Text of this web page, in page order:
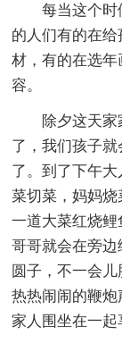
每当这个时
的人们有的在
材，有的在选
容。
除夕这天家家
了，我们孩子
了。到了下午
菜切菜，妈妈
一道大菜红烧鲤
哥哥就会在旁
圆子，不一会
热热闹闹的鞭
家人围坐在一起